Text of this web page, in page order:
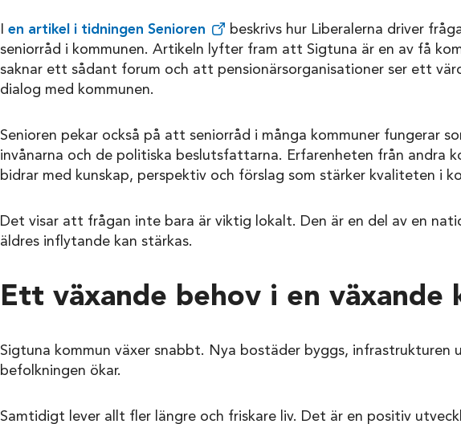
en artikel i tidningen Senioren
beskrivs hur Liberalerna driver
seniorråd i kommunen. Artikeln lyfter fram att Sigtuna är en av få
saknar ett sådant forum och att pensionärsorganisationer ser ett
dialog med kommunen.
Senioren pekar också på att seniorråd i många kommuner fungerar
invånarna och de politiska beslutsfattarna. Erfarenheten från andra
bidrar med kunskap, perspektiv och förslag som stärker kvaliteten i
Det visar att frågan inte bara är viktig lokalt. Den är en del av en
äldres inflytande kan stärkas.
Ett växande behov i en växande
Sigtuna kommun växer snabbt. Nya bostäder byggs, infrastrukturen
befolkningen ökar.
Samtidigt lever allt fler längre och friskare liv. Det är en positiv